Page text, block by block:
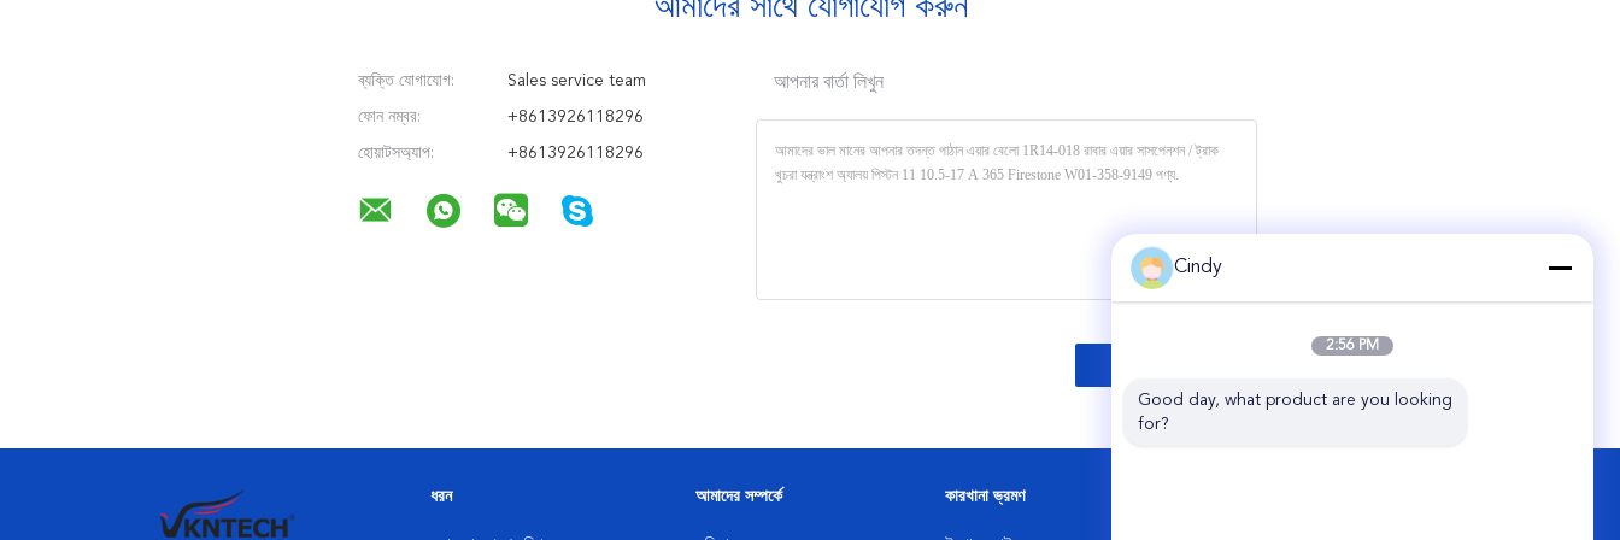
আমাদের সাথে যোগাযোগ করুন
ব্যক্তি যোগাযোগ: Sales service team
ফোন নম্বর: +8613926118296
হোয়াটসঅ্যাপ: +8613926118296
আপনার বার্তা লিখুন
ধরন আমাদের সম্পর্কে কারখানা ভ্রমণ
Cindy
2:56 PM
Good day, what product are you looking
for?